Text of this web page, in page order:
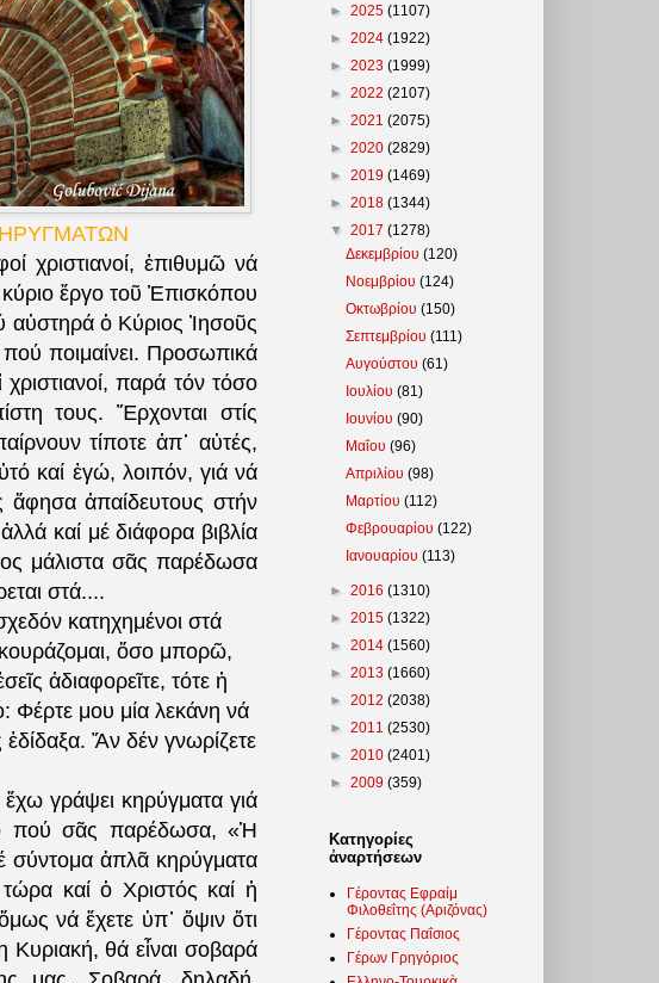
χριστιανοί, ἐπιθυμῶ νά
ἔργο τοῦ Ἐπισκόπου
αὐστηρά ὁ Κύριος Ἰησοῦς
ποιμαίνει. Προσωπικά
παρά τόν τόσο
τους. Ἔρχονται στίς
τίποτε ἀπ᾽ αὐτές,
καί ἐγώ, λοιπόν, γιά νά
ἄφησα ἀπαίδευτους στήν
καί μέ διάφορα βιβλία
μάλιστα σᾶς παρέδωσα
στά....
κατηχημένοι στά
ὅσο μπορῶ,
ἀδιαφορεῖτε, τότε ἡ
Φέρτε μου μία λεκάνη νά
Ἄν δέν γνωρίζετε
γράψει κηρύγματα γιά
πού σᾶς παρέδωσα, «Ἡ
σύντομα ἁπλᾶ κηρύγματα
καί ὁ Χριστός καί ἡ
νά ἔχετε ὑπ᾽ ὄψιν ὅτι
θά εἶναι σοβαρά
► 2025 (1107)
► 2024 (1922)
► 2023 (1999)
► 2022 (2107)
► 2021 (2075)
► 2020 (2829)
► 2019 (1469)
► 2018 (1344)
▼ 2017 (1278)
Δεκεμβρίου(120)
Νοεμβρίου(124)
Οκτωβρίου(150)
Σεπτεμβρίου(111)
Αυγούστου(61)
Ιουλίου(81)
Ιουνίου(90)
Μαΐου(96)
Απριλίου(98)
Μαρτίου(112)
Φεβρουαρίου(122)
Ιανουαρίου(113)
► 2016 (1310)
► 2015 (1322)
► 2014 (1560)
► 2013 (1660)
► 2012 (2038)
► 2011 (2530)
► 2010 (2401)
► 2009 (359)
Κατηγορίες
ἀναρτήσεων
Γέροντας Εφραίμ
Φιλοθεΐτης (Αριζόνας)
Γέροντας Παΐσιος
Γέρων Γρηγόριος